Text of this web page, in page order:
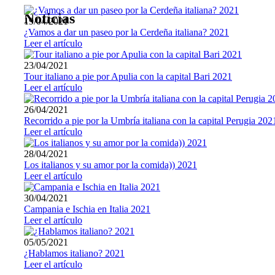
Noticias
19/04/2021
¿Vamos a dar un paseo por la Cerdeña italiana? 2021
Leer el artículo
23/04/2021
Tour italiano a pie por Apulia con la capital Bari 2021
Leer el artículo
26/04/2021
Recorrido a pie por la Umbría italiana con la capital Perugia
Leer el artículo
28/04/2021
Los italianos y su amor por la comida)) 2021
Leer el artículo
30/04/2021
Campania e Ischia en Italia 2021
Leer el artículo
05/05/2021
¿Hablamos italiano? 2021
Leer el artículo